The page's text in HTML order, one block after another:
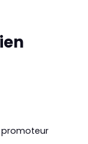
promoteur